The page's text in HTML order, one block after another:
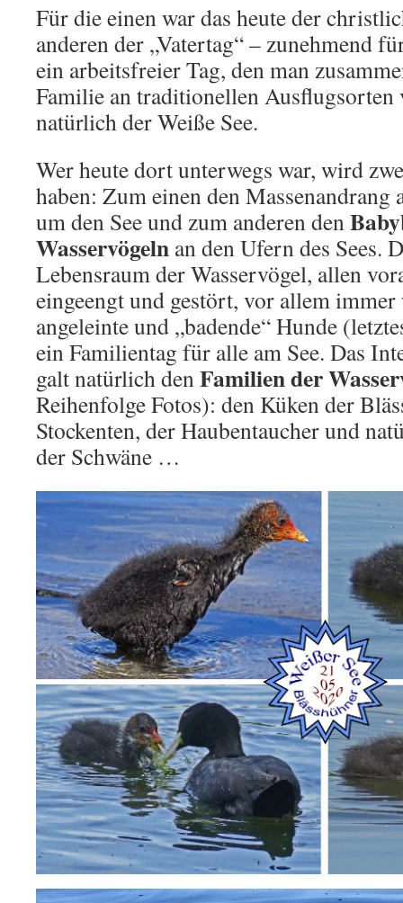
Für die einen war das heute der
anderen der „Vatertag“ – zunehmend
ein arbeitsfreier Tag, den man
Familie an traditionellen
natürlich der Weiße See.
Wer heute dort unterwegs war, wird
haben: Zum einen den
um den See und zum anderen den
Wasservögeln an den Ufern des Sees.
Lebensraum der Wasservögel, allen
eingeengt und gestört, vor allem
angeleinte und „badende“ Hunde
ein Familientag für alle am See. Das
galt natürlich den Familien der
Reihenfolge Fotos): den Küken der
Stockenten, der Haubentaucher und
der Schwäne …